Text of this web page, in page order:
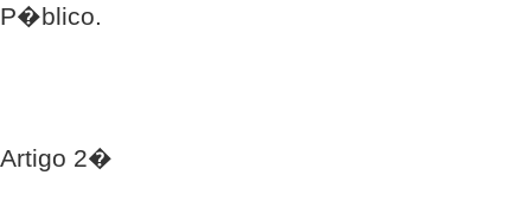
P�blico.
Artigo 2�